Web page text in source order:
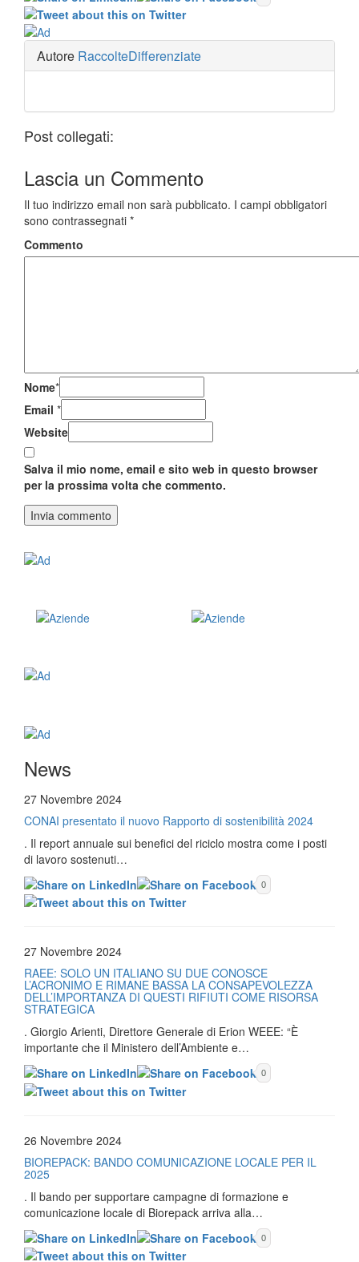
Autore RaccolteDifferenziate
Post collegati:
Lascia un Commento
Il tuo indirizzo email non sarà pubblicato. I campi obbligatori
sono contrassegnati *
Commento
Nome*
Email *
Website
Salva il mio nome, email e sito web in questo browser
per la prossima volta che commento.
News
27 Novembre 2024
CONAI presentato il nuovo Rapporto di sostenibilità 2024
. Il report annuale sui benefici del riciclo mostra come i posti
di lavoro sostenuti…
0
27 Novembre 2024
RAEE: SOLO UN ITALIANO SU DUE CONOSCE
L’ACRONIMO E RIMANE BASSA LA CONSAPEVOLEZZA
DELL’IMPORTANZA DI QUESTI RIFIUTI COME RISORSA
STRATEGICA
. Giorgio Arienti, Direttore Generale di Erion WEEE: “È
importante che il Ministero dell’Ambiente e…
0
26 Novembre 2024
BIOREPACK: BANDO COMUNICAZIONE LOCALE PER IL
2025
. Il bando per supportare campagne di formazione e
comunicazione locale di Biorepack arriva alla…
0